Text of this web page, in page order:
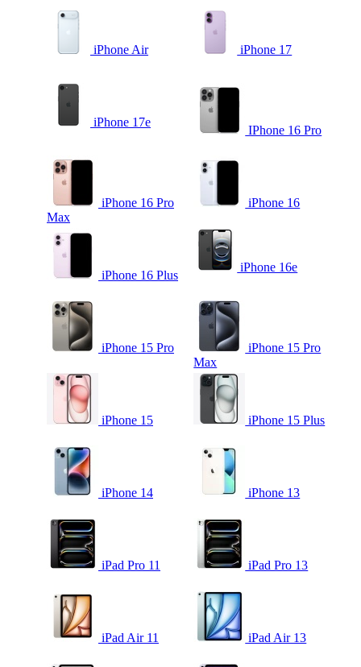
iPhone Air iPhone 17
iPhone 17e
IPhone 16 Pro
iPhone 16 Pro
Max
iPhone 16
iPhone 16 Plus
iPhone 16e
iPhone 15 Pro
iPhone 15 Pro
Max
iPhone 15 iPhone 15 Plus
iPhone 14 iPhone 13
iPad Pro 11 iPad Pro 13
iPad Air 11 iPad Air 13